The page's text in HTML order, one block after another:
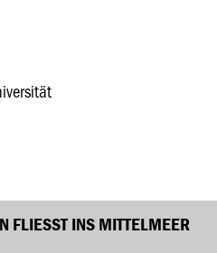
FLIESST INS MITTELMEER